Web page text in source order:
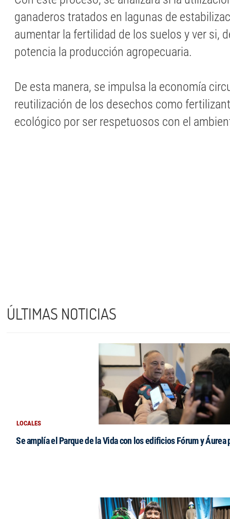
ganaderos tratados en lagunas de
aumentar la fertilidad de los suelos y ver si,
potencia la producción agropecuaria.
De esta manera, se impulsa la economía
reutilización de los desechos como
ecológico por ser respetuosos con el
ÚLTIMAS NOTICIAS
LOCALES
Se amplía el Parque de la Vida con los edificios Fórum y